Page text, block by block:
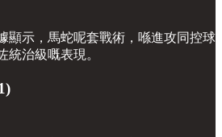
顯示，馬蛇呢套戰術，喺進攻同控球
統治級嘅表現。